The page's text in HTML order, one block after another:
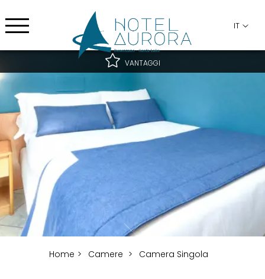
IT
VANTAGGI
Migliori condizioni di cancellazione
Upgrade gratuito secondo disponibilità
Home Camere Camera Singola